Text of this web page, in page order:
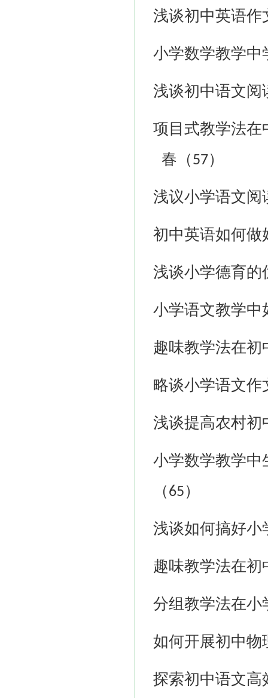
浅谈初中英语作
小学数学教学中
浅谈初中语文阅
项目式教学法在
春（ 57）
浅议小学语文阅
初中英语如何做
浅谈小学德育的
小学语文教学中
趣味教学法在初
略谈小学语文作
浅谈提高农村初
小学数学教学中
（ 65 ）
浅谈如何搞好小
趣味教学法在
分组教学法在小
如何开展初中物
探索初中语文高